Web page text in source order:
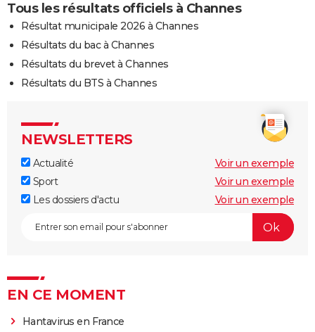
Tous les résultats officiels à Channes
Résultat municipale 2026 à Channes
Résultats du bac à Channes
Résultats du brevet à Channes
Résultats du BTS à Channes
NEWSLETTERS
Actualité
Voir un exemple
Sport
Voir un exemple
Les dossiers d'actu
Voir un exemple
EN CE MOMENT
Hantavirus en France